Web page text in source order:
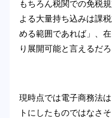
もちろん税関での免税
よる大量持ち込みは課
める範囲であれば」、
り展開可能と言えるだろ
現時点では電子商務法
トにしたものではなさそ